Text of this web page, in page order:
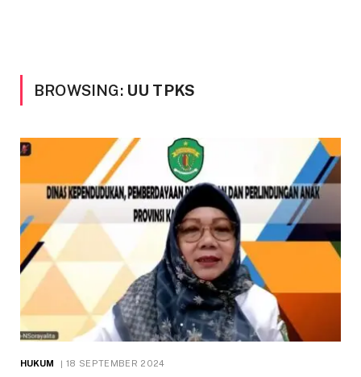
BROWSING: UU TPKS
HUKUM 18 SEPTEMBER 2024